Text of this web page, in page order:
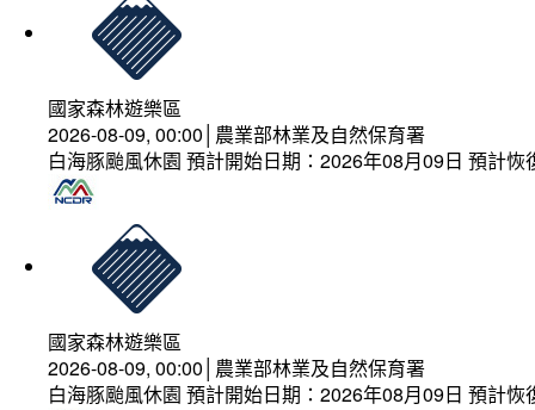
國家森林遊樂區
2026-08-09, 00:00│農業部林業及自然保育署
白海豚颱風休園 預計開始日期：2026年08月09日 預計
國家森林遊樂區
2026-08-09, 00:00│農業部林業及自然保育署
白海豚颱風休園 預計開始日期：2026年08月09日 預計